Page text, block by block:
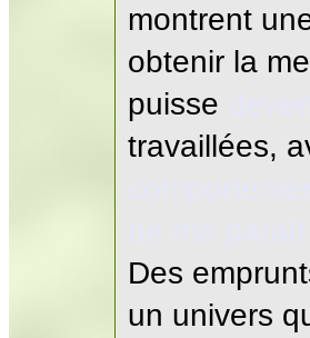
montrent
obtenir la
puisse
travaillées,
Des
un univers